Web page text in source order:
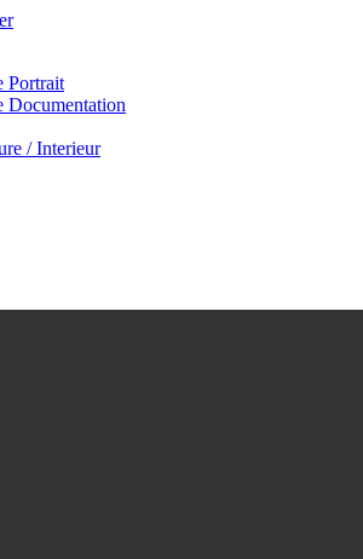
Portrait
Documentation
/ Interieur